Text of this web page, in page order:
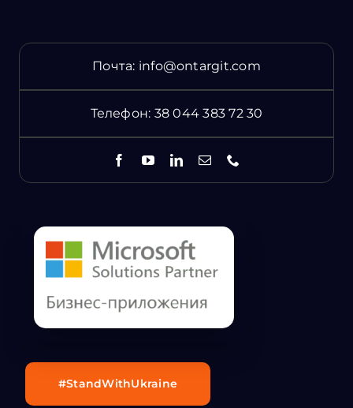
Почта: info@ontargit.com
Телефон: 38 044 383 72 30
#StandWithUkraine